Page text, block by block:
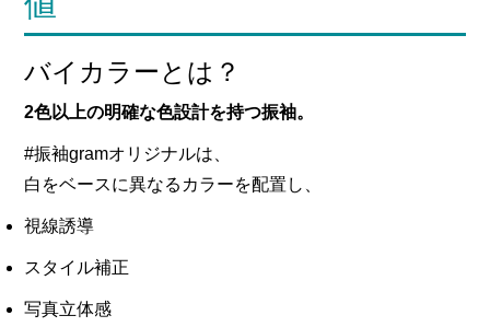
バイカラーとは？
2色以上の明確な色設計を持つ振袖。
#振袖gramオリジナルは、
白をベースに異なるカラーを配置し、
視線誘導
スタイル補正
写真立体感